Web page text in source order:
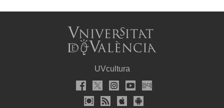
UVcultura